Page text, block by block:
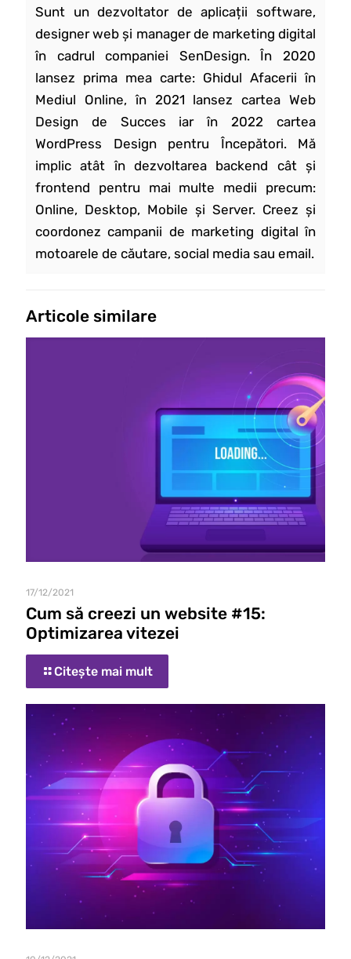
Sunt un dezvoltator de aplicații software,
designer web și manager de marketing digital
în cadrul companiei SenDesign. În 2020
lansez prima mea carte: Ghidul Afacerii în
Mediul Online, în 2021 lansez cartea Web
Design de Succes iar în 2022 cartea
WordPress Design pentru Începători. Mă
implic atât în dezvoltarea backend cât și
frontend pentru mai multe medii precum:
Online, Desktop, Mobile și Server. Creez și
coordonez campanii de marketing digital în
motoarele de căutare, social media sau email.
Articole similare
17/12/2021
Cum să creezi un website #15:
Optimizarea vitezei
Citește mai mult